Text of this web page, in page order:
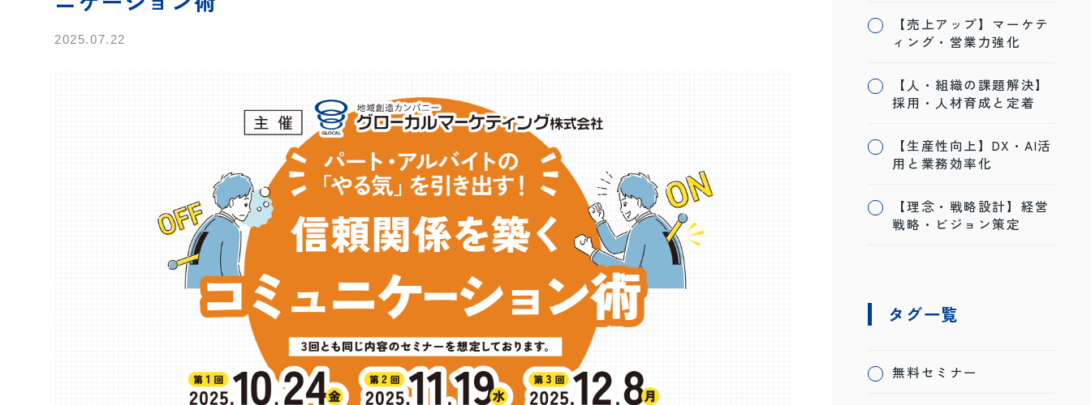
2025.07.22
【売上アップ】マーケテ
ィング・営業力強化
【人・組織の課題解決】
採用・人材育成と定着
【生産性向上】DX・AI活
用と業務効率化
【理念・戦略設計】経営
戦略・ビジョン策定
タグ一覧
無料セミナー